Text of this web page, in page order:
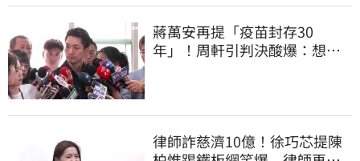
蔣萬安再提「疫苗封存30
年」！周軒引判決酸爆：想追
律師詐慈濟10億！徐巧芯提陳